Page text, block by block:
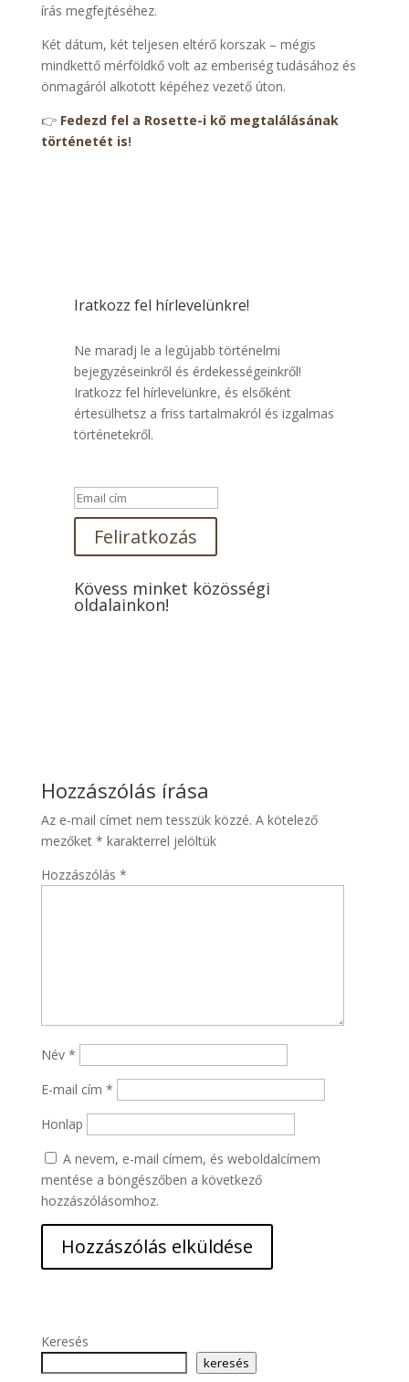
írás megfejtéséhez.
Két dátum, két teljesen eltérő korszak – mégis
mindkettő mérföldkő volt az emberiség tudásához és
önmagáról alkotott képéhez vezető úton.
👉 Fedezd fel a Rosette-i kő megtalálásának
történetét is!
Iratkozz fel hírlevelünkre!
Ne maradj le a legújabb történelmi
bejegyzéseinkről és érdekességeinkről!
Iratkozz fel hírlevelünkre, és elsőként
értesülhetsz a friss tartalmakról és izgalmas
történetekről.
Feliratkozás
Kövess minket közösségi
oldalainkon!
Hozzászólás írása
Az e-mail címet nem tesszük közzé. A kötelező
mezőket * karakterrel jelöltük
Hozzászólás *
Név *
E-mail cím *
Honlap
A nevem, e-mail címem, és weboldalcímem
mentése a böngészőben a következő
hozzászólásomhoz.
Keresés
keresés